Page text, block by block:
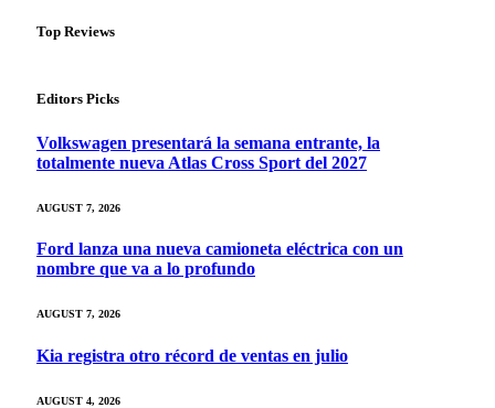
Top Reviews
Editors Picks
Volkswagen presentará la semana entrante, la
totalmente nueva Atlas Cross Sport del 2027
AUGUST 7, 2026
Ford lanza una nueva camioneta eléctrica con un
nombre que va a lo profundo
AUGUST 7, 2026
Kia registra otro récord de ventas en julio
AUGUST 4, 2026